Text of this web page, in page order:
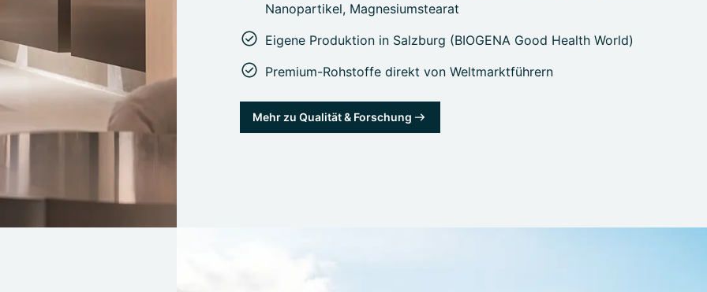
Nanopartikel, Magnesiumstearat
Eigene Produktion in Salzburg (BIOGENA Good Health World)
Premium-Rohstoffe direkt von Weltmarktführern
Mehr zu Qualität & Forschung